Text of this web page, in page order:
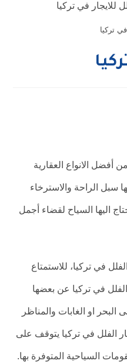
تركيا
أفضل الانواع العقارية
سبل الراحة والاسترخاء
اليها السياح لقضاء أجمل
في تركيا، للاستمتاع
في تركيا عن بعضها
او الغابات والمناظر
الفلل في تركيا يتوقف على
السياحية المتوفرة بها.